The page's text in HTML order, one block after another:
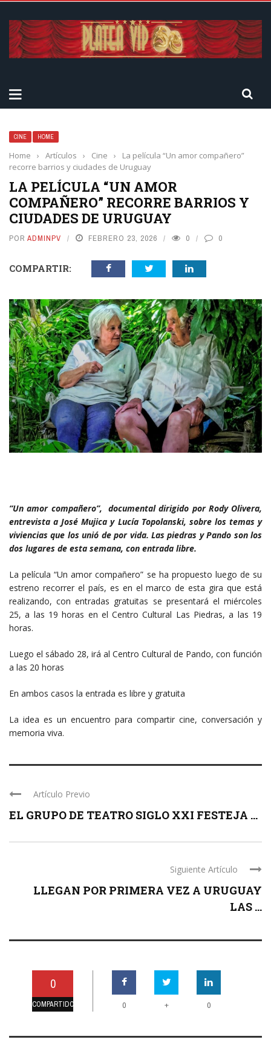
CINE HOME
Home › Artículos › Cine ›
La película “Un amor compañero”
recorre barrios y ciudades de Uruguay
LA PELÍCULA “UN AMOR
COMPAÑERO” RECORRE BARRIOS Y
CIUDADES DE URUGUAY
POR ADMINPV FEBRERO 23, 2026 0 0
COMPARTIR:
“Un amor compañero”, documental dirigido por Rody Olivera,
entrevista a José Mujica y Lucía Topolanski, sobre los temas y
viviencias que los unió de por vida. Las piedras y Pando son los
dos lugares de esta semana, con entrada libre.
La película “Un amor compañero” se ha propuesto luego de su
estreno recorrer el país, es en el marco de esta gira que está
realizando, con entradas gratuitas se presentará el miércoles
25, a las 19 horas en el Centro Cultural Las Piedras, a las 19
horas.
Luego el sábado 28, irá al Centro Cultural de Pando, con función
a las 20 horas
En ambos casos la entrada es libre y gratuita
La idea es un encuentro para compartir cine, conversación y
memoria viva.
Artículo Previo
EL GRUPO DE TEATRO SIGLO XXI FESTEJA ...
Siguiente Artículo
LLEGAN POR PRIMERA VEZ A URUGUAY
LAS ...
0
COMPARTIDO 0 + 0